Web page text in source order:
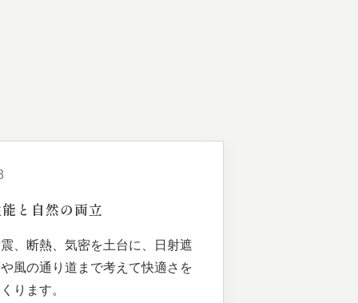
と 自然の両立
、断熱、気密を土台に、日射遮
風の通り道まで考えて快適さを
ります。